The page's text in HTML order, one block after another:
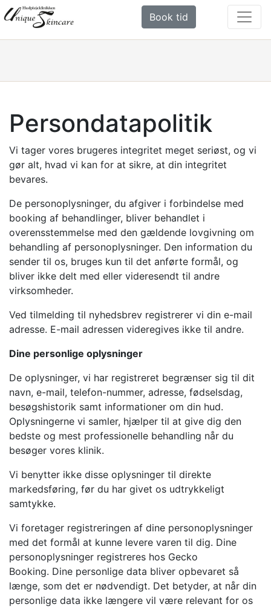
Book tid
Persondatapolitik
Vi tager vores brugeres integritet meget seriøst, og vi
gør alt, hvad vi kan for at sikre, at din integritet
bevares.
De personoplysninger, du afgiver i forbindelse med
booking af behandlinger, bliver behandlet i
overensstemmelse med den gældende lovgivning om
behandling af personoplysninger. Den information du
sender til os, bruges kun til det anførte formål, og
bliver ikke delt med eller videresendt til andre
virksomheder.
Ved tilmelding til nyhedsbrev registrerer vi din e-mail
adresse. E-mail adressen videregives ikke til andre.
Dine personlige oplysninger
De oplysninger, vi har registreret begrænser sig til dit
navn, e-mail, telefon-nummer, adresse, fødselsdag,
besøgshistorik samt informationer om din hud.
Oplysningerne vi samler, hjælper til at give dig den
bedste og mest professionelle behandling når du
besøger vores klinik.
Vi benytter ikke disse oplysninger til direkte
markedsføring, før du har givet os udtrykkeligt
samtykke.
Vi foretager registreringen af dine personoplysninger
med det formål at kunne levere varen til dig. Dine
personoplysninger registreres hos Gecko
Booking. Dine personlige data bliver opbevaret så
længe, som det er nødvendigt. Det betyder, at når din
personlige data ikke længere vil være relevant for os